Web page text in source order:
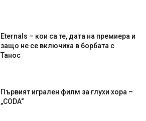
Eternals – кои са те, дата на премиера и
защо не се включиха в борбата с
Танос
Първият игрален филм за глухи хора –
„CODA“